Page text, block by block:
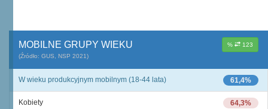
% 123
MOBILNE GRUPY WIEKU
(Źródło: GUS, NSP 2021)
61,4%
W wieku produkcyjnym mobilnym (18-44 lata)
64,3%
Kobiety